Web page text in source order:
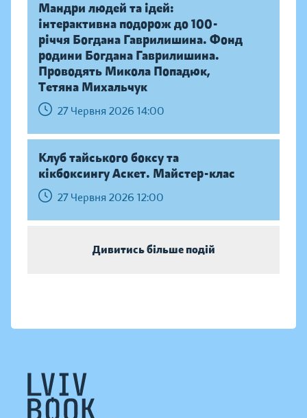
Мандри людей та ідей:
інтерактивна подорож до 100-
річчя Богдана Гаврилишина. Фонд
родини Богдана Гаврилишина.
Проводять Микола Попадюк,
Тетяна Михальчук
27 Червня 2026 14:00
Клуб тайського боксу та
кікбоксингу Аскет. Майстер-клас
27 Червня 2026 12:00
Дивитись більше подій